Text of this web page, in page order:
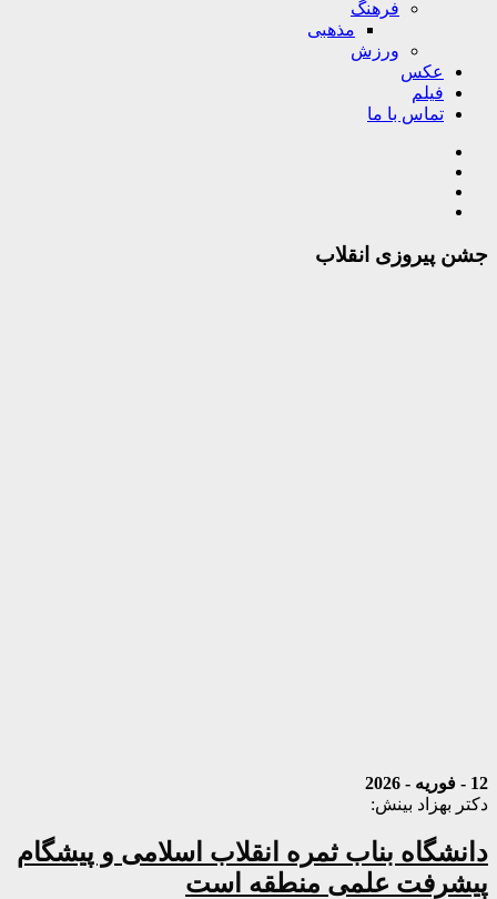
فرهنگ
مذهبی
ورزش
عکس
فیلم
تماس با ما
جشن پیروزی انقلاب
12 - فوریه - 2026
دکتر بهزاد بینش:
دانشگاه بناب ثمره انقلاب اسلامی و پیشگام
پیشرفت علمی منطقه است